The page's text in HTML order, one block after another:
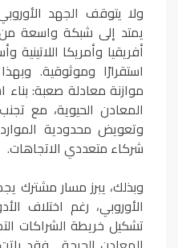
ولا يتوقف الجهد
يمتد إلى شبكة واسعة من
أفريقيا وأمريكا اللاتينية
استقرارًا وموثوقية.
موازنة معادلة صعبة:
المعادن الحيوية، مع
وتعويض محدودية
شركاء متعددي الاتجاهات.
وبذلك، يبرز مسار مشترك
الأوروبي، رغم اختلاف
تشكيل خريطة الشراكات